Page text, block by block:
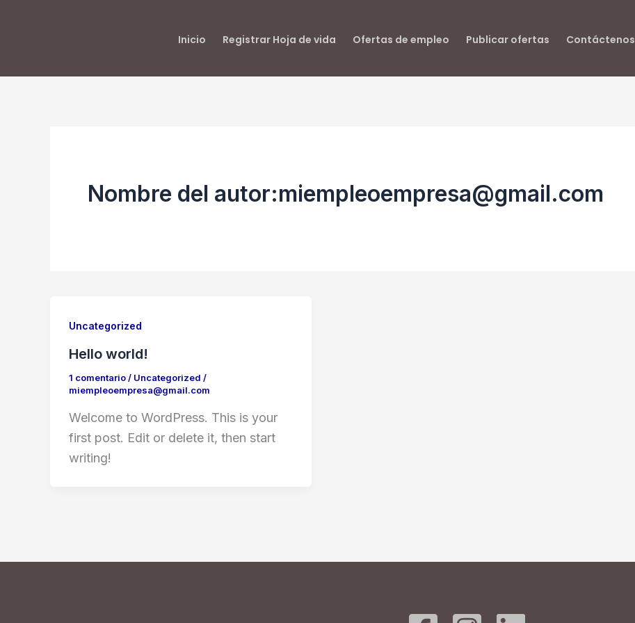
Inicio Registrar Hoja de vida Ofertas de empleo Publicar ofertas Contáctenos
Nombre del autor:miempleoempresa@gmail.com
Uncategorized
Hello world!
1 comentario/ Uncategorized /
miempleoempresa@gmail.com
Welcome to WordPress. This is your
first post. Edit or delete it, then start
writing!